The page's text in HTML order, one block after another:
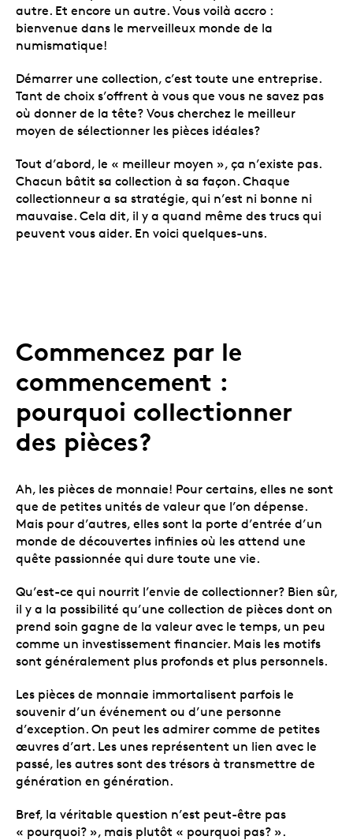
autre. Et encore un autre. Vous voilà accro :
bienvenue dans le merveilleux monde de la
numismatique!
Démarrer une collection, c’est toute une entreprise.
Tant de choix s’offrent à vous que vous ne savez pas
où donner de la tête? Vous cherchez le meilleur
moyen de sélectionner les pièces idéales?
Tout d’abord, le « meilleur moyen », ça n’existe pas.
Chacun bâtit sa collection à sa façon. Chaque
collectionneur a sa stratégie, qui n’est ni bonne ni
mauvaise. Cela dit, il y a quand même des trucs qui
peuvent vous aider. En voici quelques-uns.
Commencez par le
commencement :
pourquoi collectionner
des pièces?
Ah, les pièces de monnaie! Pour certains, elles ne sont
que de petites unités de valeur que l’on dépense.
Mais pour d’autres, elles sont la porte d’entrée d’un
monde de découvertes infinies où les attend une
quête passionnée qui dure toute une vie.
Qu’est-ce qui nourrit l’envie de collectionner? Bien sûr,
il y a la possibilité qu’une collection de pièces dont on
prend soin gagne de la valeur avec le temps, un peu
comme un investissement financier. Mais les motifs
sont généralement plus profonds et plus personnels.
Les pièces de monnaie immortalisent parfois le
souvenir d’un événement ou d’une personne
d’exception. On peut les admirer comme de petites
œuvres d’art. Les unes représentent un lien avec le
passé, les autres sont des trésors à transmettre de
génération en génération.
Bref, la véritable question n’est peut-être pas
« pourquoi? », mais plutôt « pourquoi pas? ».